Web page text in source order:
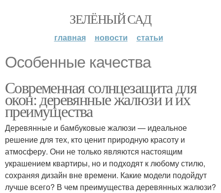
ЗЕЛЁНЫЙ САД
главная новости статьи
Особенные качества
Современная солнцезащита для
окон: деревянные жалюзи и их
преимущества
Деревянные и бамбуковые жалюзи — идеальное
решение для тех, кто ценит природную красоту и
атмосферу. Они не только являются настоящим
украшением квартиры, но и подходят к любому стилю,
сохраняя дизайн вне времени. Какие модели подойдут
лучше всего? В чем преимущества деревянных жалюзи?